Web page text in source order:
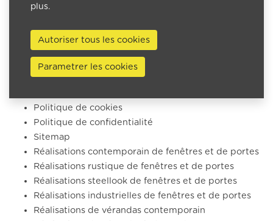
Réalisations / Protection solaire
Contact
Fenêtres & portes
Vérandas
Pergola bioclimatique
Politique de cookies
Politique de confidentialité
Sitemap
Réalisations contemporain de fenêtres et de portes
Réalisations rustique de fenêtres et de portes
Réalisations steellook de fenêtres et de portes
Réalisations industrielles de fenêtres et de portes
Réalisations de vérandas contemporain
plus.
Autoriser tous les cookies
Parametrer les cookies